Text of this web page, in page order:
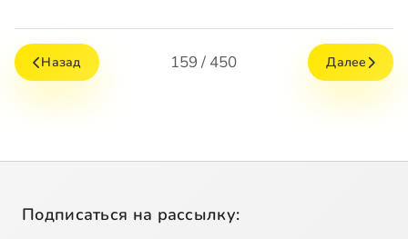
Назад 159 / 450 Далее
Подписаться на рассылку: